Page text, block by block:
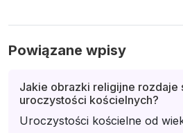
Powiązane wpisy
Jakie obrazki religijne rozdaje
uroczystości kościelnych?
Uroczystości kościelne od